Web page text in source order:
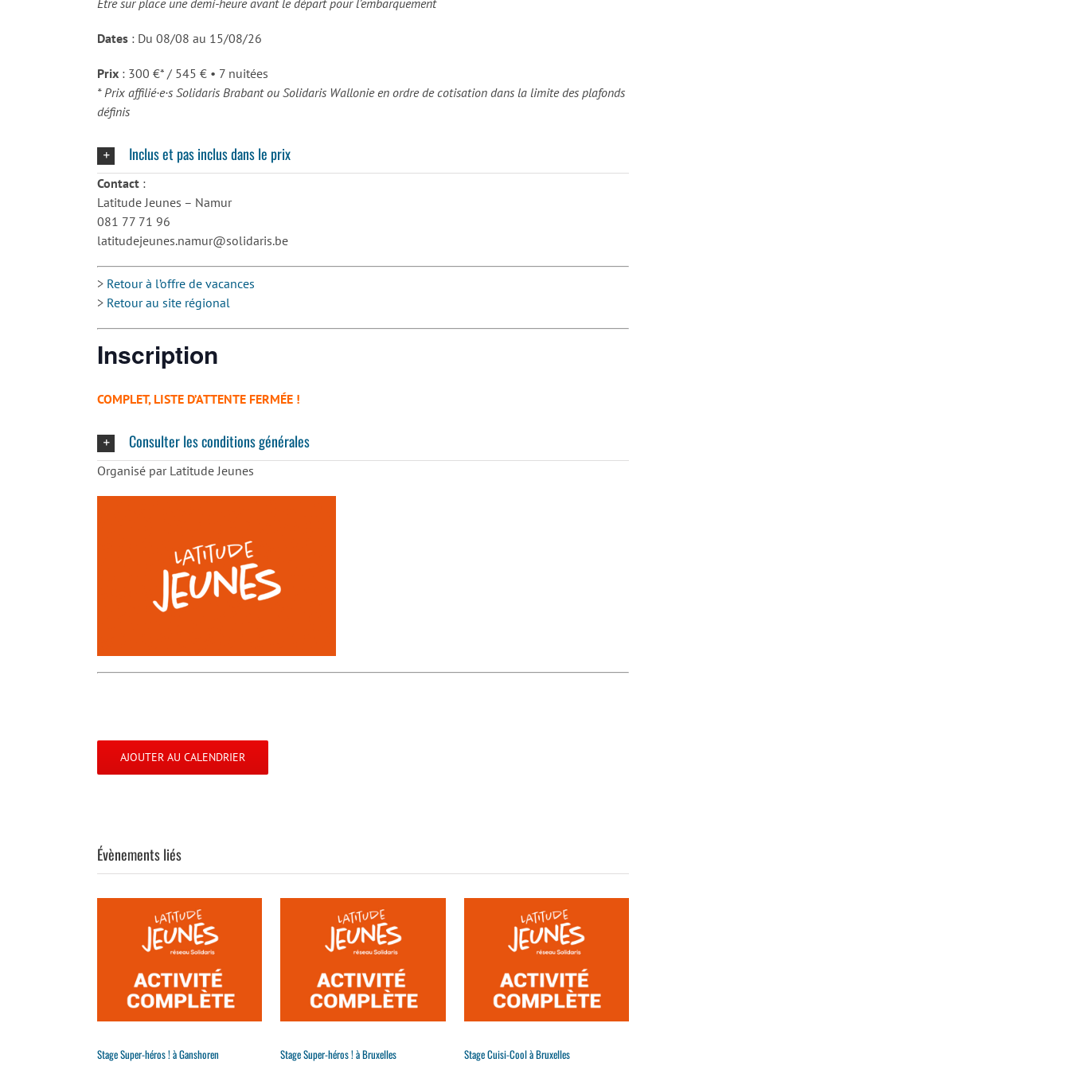
Dates : Du 08/08 au 15/08/26
Prix : 300 €* / 545 € • 7 nuitées
* Prix affilié·e·s Solidaris Brabant ou Solidaris Wallonie en ordre de cotisation dans la limite des plafonds
définis
Inclus et pas inclus dans le prix
Contact :
Latitude Jeunes – Namur
081 77 71 96
latitudejeunes.namur@solidaris.be
> Retour à l’offre de vacances
> Retour au site régional
Inscription
COMPLET, LISTE D’ATTENTE FERMÉE !
Consulter les conditions générales
Organisé par Latitude Jeunes
AJOUTER AU CALENDRIER
Évènements liés
Stage Super-héros ! à Ganshoren Stage Super-héros ! à Bruxelles Stage Cuisi-Cool à Bruxelles